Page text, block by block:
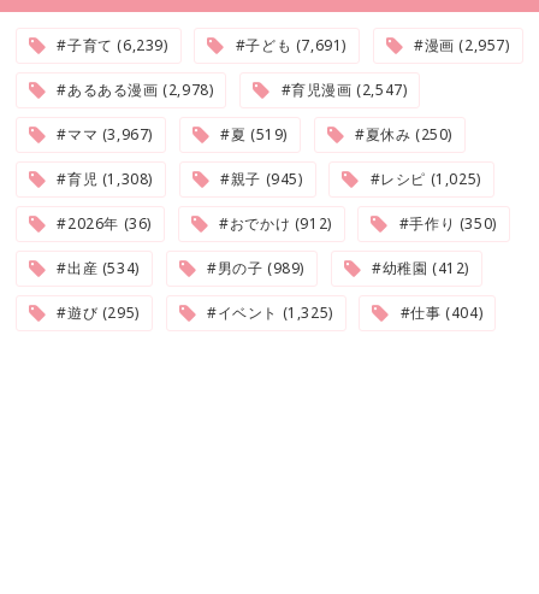
#子育て (6,239) #子ども (7,691) #漫画 (2,957)
#あるある漫画 (2,978) #育児漫画 (2,547)
#ママ (3,967) #夏 (519) #夏休み (250)
#育児 (1,308) #親子 (945) #レシピ (1,025)
#2026年 (36) #おでかけ (912) #手作り (350)
#出産 (534) #男の子 (989) #幼稚園 (412)
#遊び (295) #イベント (1,325) #仕事 (404)